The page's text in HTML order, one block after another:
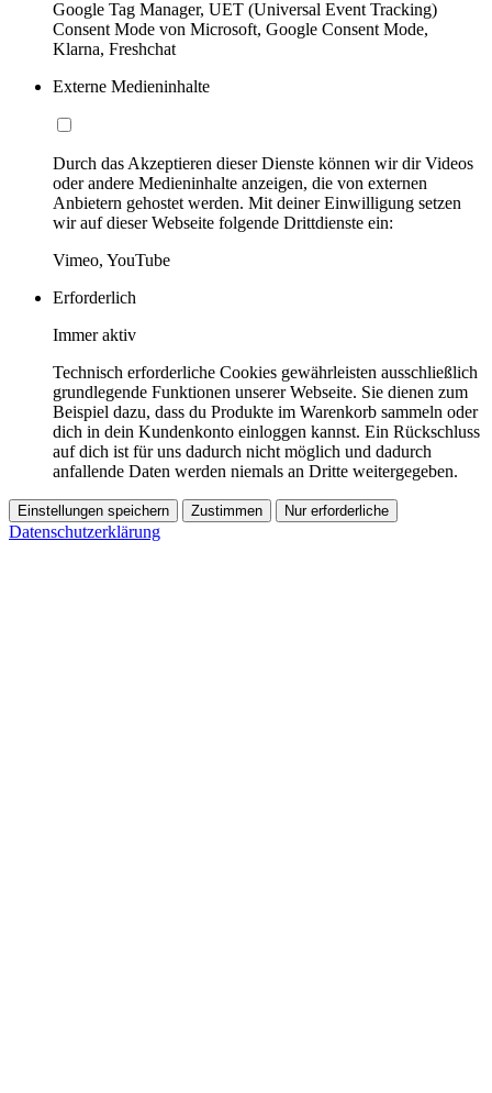
Google Tag Manager, UET (Universal Event Tracking)
Consent Mode von Microsoft, Google Consent Mode,
Klarna, Freshchat
Externe Medieninhalte
Durch das Akzeptieren dieser Dienste können wir dir Videos
oder andere Medieninhalte anzeigen, die von externen
Anbietern gehostet werden. Mit deiner Einwilligung setzen
wir auf dieser Webseite folgende Drittdienste ein:
Vimeo, YouTube
Erforderlich
Immer aktiv
Technisch erforderliche Cookies gewährleisten ausschließlich
grundlegende Funktionen unserer Webseite. Sie dienen zum
Beispiel dazu, dass du Produkte im Warenkorb sammeln oder
dich in dein Kundenkonto einloggen kannst. Ein Rückschluss
auf dich ist für uns dadurch nicht möglich und dadurch
anfallende Daten werden niemals an Dritte weitergegeben.
Einstellungen speichern Zustimmen Nur erforderliche
Datenschutzerklärung